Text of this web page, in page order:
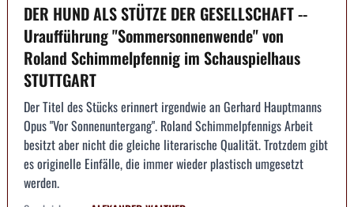
DER HUND ALS STÜTZE DER GESELLSCHAFT --
Uraufführung "Sommersonnenwende" von
Roland Schimmelpfennig im Schauspielhaus
STUTTGART
Der Titel des Stücks erinnert irgendwie an Gerhard Hauptmanns
Opus "Vor Sonnenuntergang". Roland Schimmelpfennigs Arbeit
besitzt aber nicht die gleiche literarische Qualität. Trotzdem gibt
es originelle Einfälle, die immer wieder plastisch umgesetzt
werden.